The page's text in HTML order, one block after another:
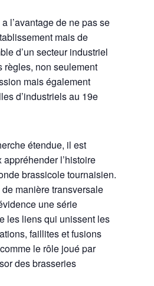
l’avantage de ne pas se
mais de
d’un secteur industriel
règles, non seulement
mais également
d’industriels au 19e
étendue, il est
l’histoire
brassicole tournaisien.
de manière transversale
une série
les liens qui unissent les
faillites et fusions
le rôle joué par
des brasseries